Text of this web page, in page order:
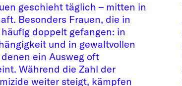
geschieht täglich – mitten in
Besonders Frauen, die in
doppelt gefangen: in
und in gewaltvollen
ein Ausweg oft
Während die Zahl der
weiter steigt, kämpfen